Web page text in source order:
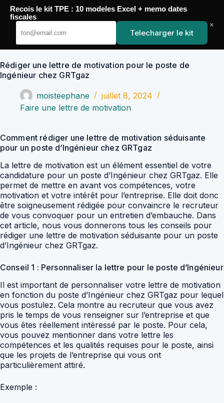
Passer
contenu
YoupiJobs
Rédiger une lettre de motivation pour le poste de
Ingénieur chez GRTgaz
moisteephane
juillet 8, 2024
Faire une lettre de motivation
Comment rédiger une lettre de motivation séduisante
pour un poste d’Ingénieur chez GRTgaz
La lettre de motivation est un élément essentiel de votre
candidature pour un poste d’Ingénieur chez GRTgaz. Elle
permet de mettre en avant vos compétences, votre
motivation et votre intérêt pour l’entreprise. Elle doit donc
être soigneusement rédigée pour convaincre le recruteur
de vous convoquer pour un entretien d’embauche. Dans
cet article, nous vous donnerons tous les conseils pour
rédiger une lettre de motivation séduisante pour un poste
d’Ingénieur chez GRTgaz.
Conseil 1 : Personnaliser la lettre pour le poste d’Ingénieur
Il est important de personnaliser votre lettre de motivation
en fonction du poste d’Ingénieur chez GRTgaz pour lequel
vous postulez. Cela montre au recruteur que vous avez
pris le temps de vous renseigner sur l’entreprise et que
vous êtes réellement intéressé par le poste. Pour cela,
vous pouvez mentionner dans votre lettre les
compétences et les qualités requises pour le poste, ainsi
que les projets de l’entreprise qui vous ont
particulièrement attiré.
Exemple :
Recois le kit TPE : 10 modeles Excel + memo dates
fiscales
Telecharger le kit
×